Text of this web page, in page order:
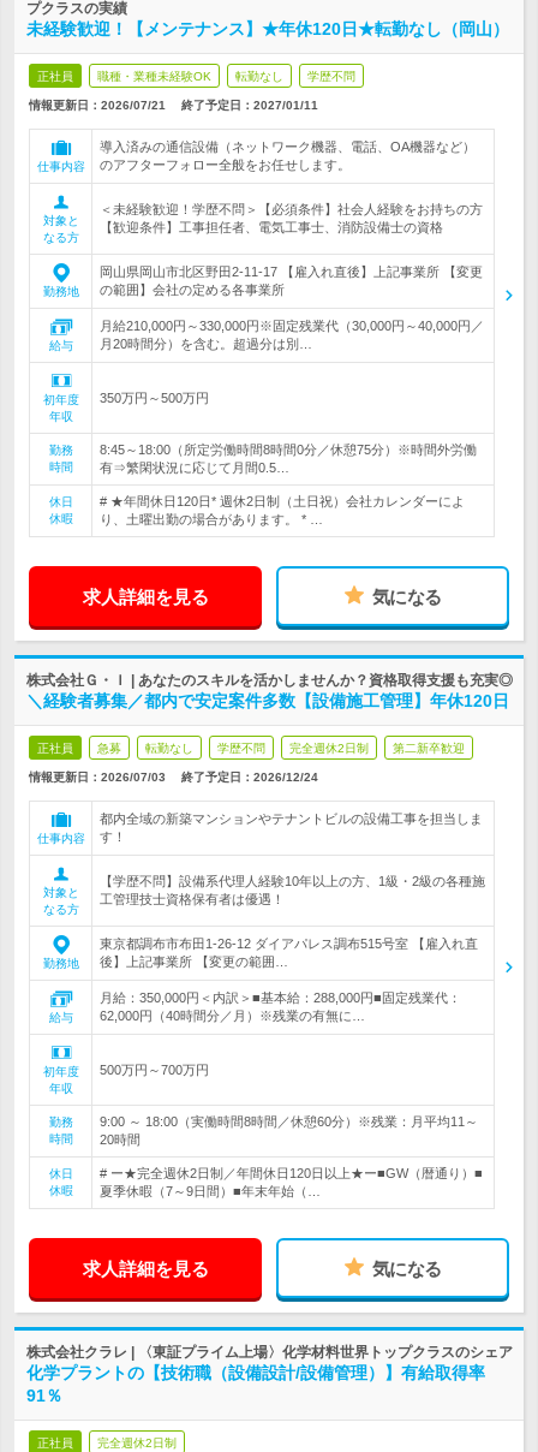
プクラスの実績
未経験歓迎！【メンテナンス】★年休120日★転勤なし（岡山）
正社員 職種・業種未経験OK 転勤なし 学歴不問
情報更新日：2026/07/21 終了予定日： 2027/01/11
仕事内容
導入済みの通信設備（ネットワーク機器、電話、OA機器など）
のアフターフォロー全般をお任せします。
対象と
なる方
＜未経験歓迎！学歴不問＞【必須条件】社会人経験をお持ちの方
【歓迎条件】工事担任者、電気工事士、消防設備士の資格
勤務地
岡山県岡山市北区野田2-11-17 【雇入れ直後】上記事業所 【変更
の範囲】会社の定める各事業所
給与
月給210,000円～330,000円※固定残業代（30,000円～40,000円／
月20時間分）を含む。超過分は別…
初年度
年収
350万円～500万円
勤務
時間
8:45～18:00（所定労働時間8時間0分／休憩75分）※時間外労働
有⇒繁閑状況に応じて月間0.5…
休日
休暇
# ★年間休日120日* 週休2日制（土日祝）会社カレンダーによ
り、土曜出勤の場合があります。 * …
求人詳細を見る 気になる
株式会社Ｇ・Ｉ | あなたのスキルを活かしませんか？資格取得支援も充実◎
＼経験者募集／都内で安定案件多数【設備施工管理】年休120日
正社員 急募 転勤なし 学歴不問 完全週休2日制 第二新卒歓迎
情報更新日：2026/07/03 終了予定日： 2026/12/24
仕事内容
都内全域の新築マンションやテナントビルの設備工事を担当しま
す！
対象と
なる方
【学歴不問】設備系代理人経験10年以上の方、1級・2級の各種施
工管理技士資格保有者は優遇！
勤務地
東京都調布市布田1-26-12 ダイアパレス調布515号室 【雇入れ直
後】上記事業所 【変更の範囲…
給与
月給：350,000円＜内訳＞■基本給：288,000円■固定残業代：
62,000円（40時間分／月）※残業の有無に…
初年度
年収
500万円～700万円
勤務
時間
9:00 ～ 18:00（実働時間8時間／休憩60分）※残業：月平均11～
20時間
休日
休暇
# ー★完全週休2日制／年間休日120日以上★ー■GW（暦通り）■
夏季休暇（7～9日間）■年末年始（…
求人詳細を見る 気になる
株式会社クラレ | 〈東証プライム上場〉化学材料世界トップクラスのシェア
化学プラントの【技術職（設備設計/設備管理）】有給取得率
91％
正社員 完全週休2日制